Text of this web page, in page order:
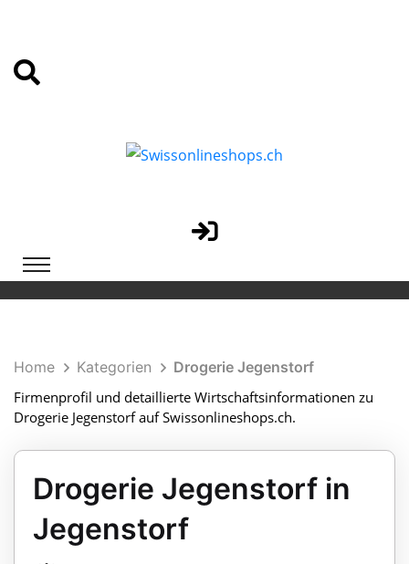
Home Kategorien
Drogerie Jegenstorf
Firmenprofil und detaillierte Wirtschaftsinformationen zu
Drogerie Jegenstorf auf Swissonlineshops.ch.
Drogerie Jegenstorf in
Jegenstorf